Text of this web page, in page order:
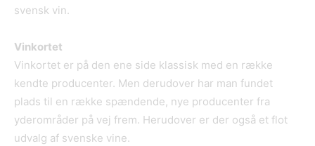
svensk vin.
Vinkortet
Vinkortet er på den ene side klassisk med en række
kendte producenter. Men derudover har man fundet
plads til en række spændende, nye producenter fra
yderområder på vej frem. Herudover er der også et flot
udvalg af svenske vine.